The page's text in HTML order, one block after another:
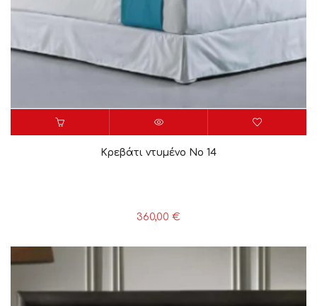
Κρεβάτι ντυμένο Νο 14
360,00 €